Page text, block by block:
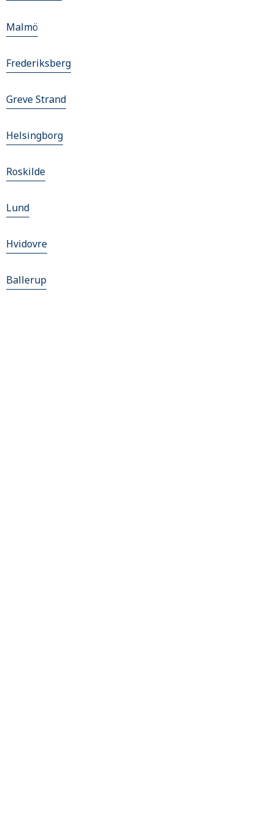
Malmö
Frederiksberg
Greve Strand
Helsingborg
Roskilde
Lund
Hvidovre
Ballerup